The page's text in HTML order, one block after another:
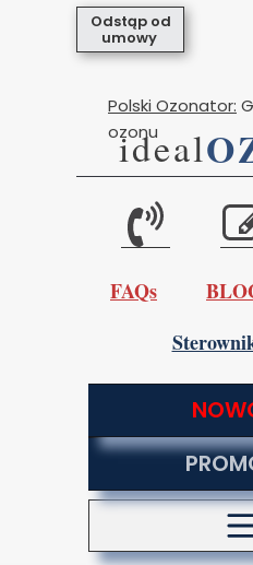
Odstąp od
umowy
FAQs
ideal
Polski Ozonator:
ozonu